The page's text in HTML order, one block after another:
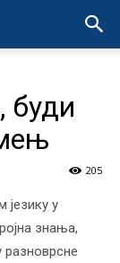
буди
205
у
знања,
разноврсне